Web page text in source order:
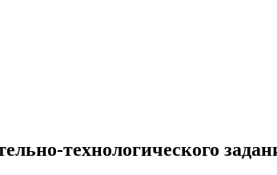
технологического